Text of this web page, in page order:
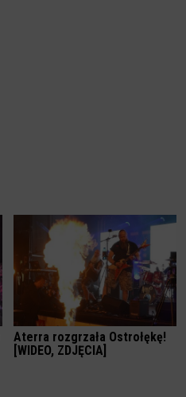
Aterra rozgrzała Ostrołękę!
[WIDEO, ZDJĘCIA]